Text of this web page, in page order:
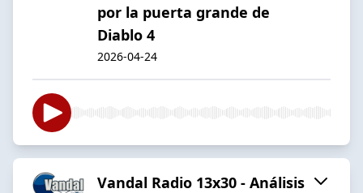
por la puerta grande de
Diablo 4
2026-04-24
Vandal Radio 13x30 - Análisis